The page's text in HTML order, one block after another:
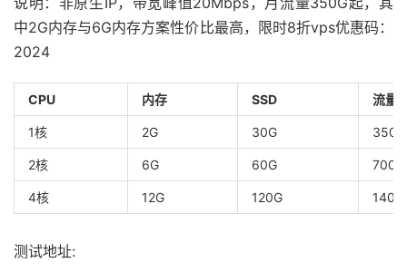
中2G内存与6G内存方案性价比最高，限时8折vps优惠码：
2024
CPU 内存 SSD 流量
1核 2G 30G 350G
2核 6G 60G 700G
4核 12G 120G
测试地址: